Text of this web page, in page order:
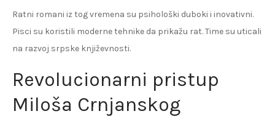
Ratni romani iz tog vremena su psihološki duboki i inovativni.
Pisci su koristili moderne tehnike da prikažu rat. Time su uticali
na razvoj srpske književnosti.
Revolucionarni pristup
Miloša Crnjanskog